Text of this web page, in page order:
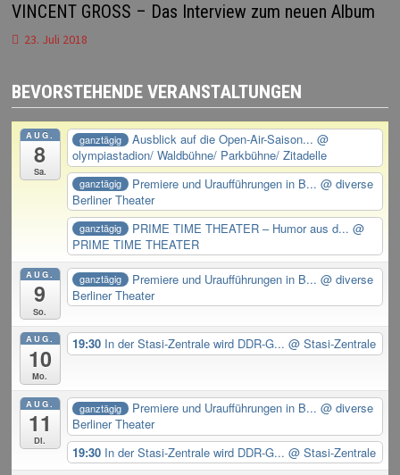
VINCENT GROSS – Das Interview zum neuen Album
23. Juli 2018
BEVORSTEHENDE VERANSTALTUNGEN
AUG.
8
Sa.
ganztägig Ausblick auf die Open-Air-Saison... @
olympiastadion/ Waldbühne/ Parkbühne/ Zitadelle
ganztägig Premiere und Uraufführungen in B... @ diverse
Berliner Theater
ganztägig PRIME TIME THEATER – Humor aus d... @
PRIME TIME THEATER
AUG.
9
So.
ganztägig Premiere und Uraufführungen in B... @ diverse
Berliner Theater
AUG.
10
Mo.
19:30 In der Stasi-Zentrale wird DDR-G...@ Stasi-Zentrale
AUG.
11
Di.
ganztägig Premiere und Uraufführungen in B... @ diverse
Berliner Theater
19:30 In der Stasi-Zentrale wird DDR-G...@ Stasi-Zentrale